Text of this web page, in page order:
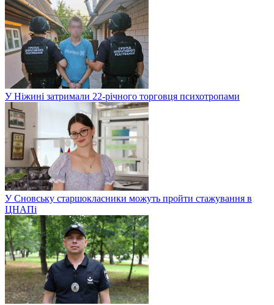
У Ніжині затримали 22-річного торговця психотропами
У Сновську старшокласники можуть пройти стажування в
ЦНАПі